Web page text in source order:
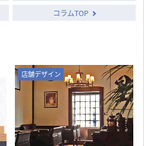
コラムTOP
店舗デザイン